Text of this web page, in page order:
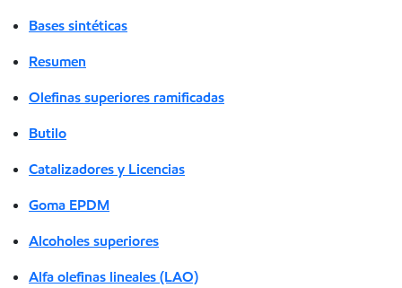
Bases sintéticas
Resumen
Olefinas superiores ramificadas
Butilo
Catalizadores y Licencias
Goma EPDM
Alcoholes superiores
Alfa olefinas lineales (LAO)